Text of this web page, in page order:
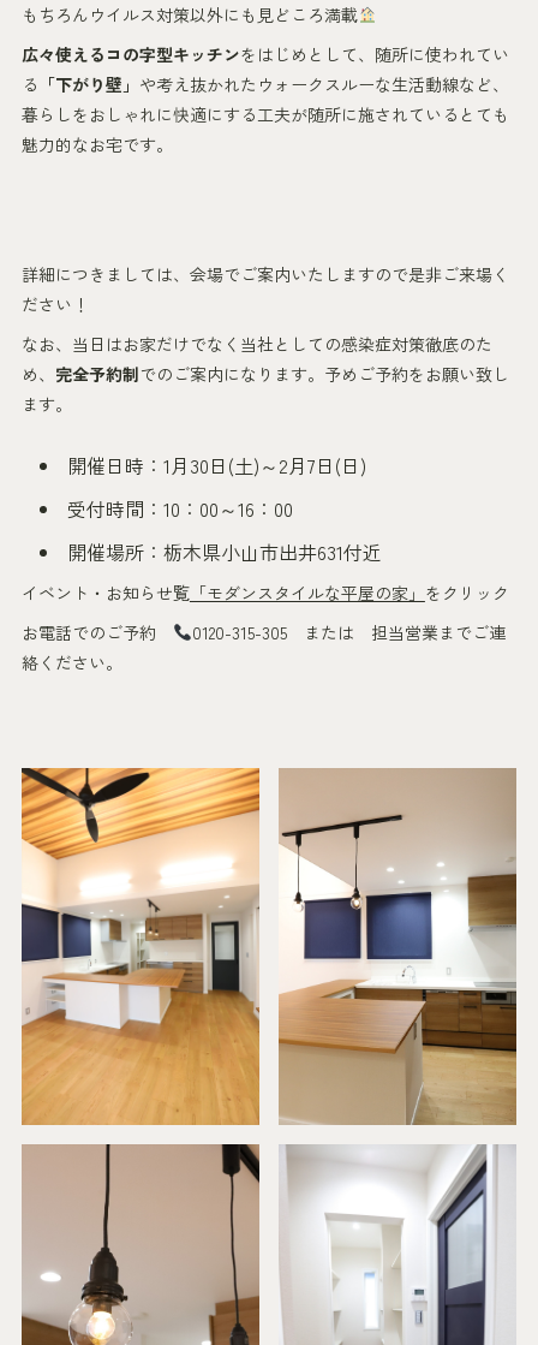
もちろんウイルス対策以外にも見どころ満載
広々使えるコの字型キッチンをはじめとして、随所に使われてい
る 「下がり壁」 や考え抜かれたウォークスルーな生活動線など、
暮らしをおしゃれに快適にする工夫が随所に施されているとても
魅力的なお宅です。
詳細につきましては、会場でご案内いたしますので是非ご来場く
ださい！
なお、当日はお家だけでなく当社としての感染症対策徹底のた
め、 完全予約制でのご案内になります。予めご予約をお願い致し
ます。
開催日時：1月30日(土)～2月7日(日)
受付時間：10：00～16：00
開催場所：栃木県小山市出井631付近
イベント・お知らせ覧「モダンスタイルな平屋の家」 をクリック
お電話でのご予約
0120-315-305 または 担当営業までご連
絡ください。